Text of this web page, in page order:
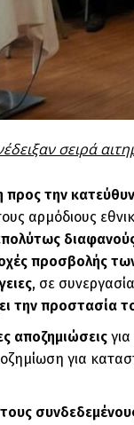
σειρά
την
αρμόδιους
προσβολής
, σε
την προστασία
αποζημιώσεις
για